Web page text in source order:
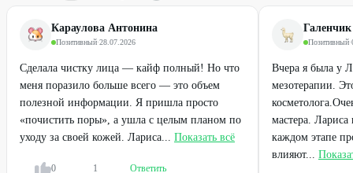
71%
Караулова Антонина
Позитивный·28.07.2026
Сделала чистку лица — кайф полный! Но что
меня поразило больше всего — это объем
полезной информации. Я пришла просто
«почистить поры», а ушла с целым планом по
уходу за своей кожей. Лариса... Показать всё
0 1 Ответить
Позитивный·
Вчера я была у
мезотерапии.
мастера. Лариса
каждом этапе
влияют...